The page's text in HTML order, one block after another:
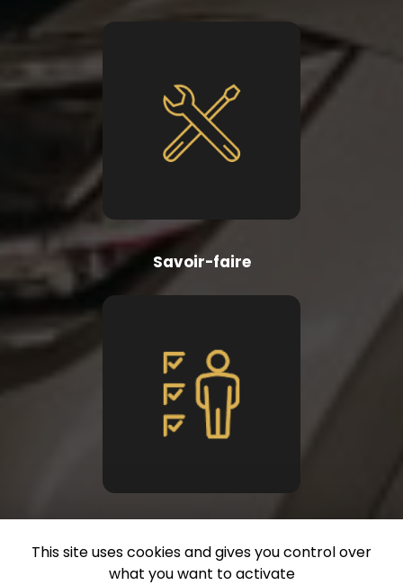
Savoir-faire
This site uses cookies and gives you control over
what you want to activate